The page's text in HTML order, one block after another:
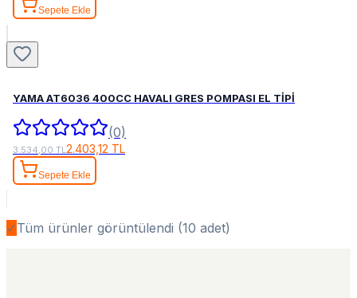
Sepete Ekle
YAMA AT6036 400CC HAVALI GRES POMPASI EL TİPİ
(0)
3.534,00 TL 2.403,12 TL
Sepete Ekle
✓Tüm ürünler görüntülendi (10 adet)